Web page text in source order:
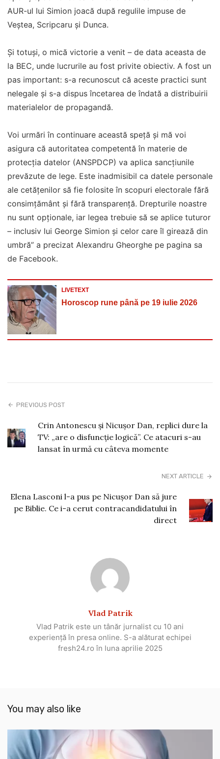
AUR-ul lui Simion joacă după regulile impuse de
Veștea, Scripcaru și Dunca.
Și totuși, o mică victorie a venit – de data aceasta de
la BEC, unde lucrurile au fost privite obiectiv. A fost un
pas important: s-a recunoscut că aceste practici sunt
nelegale și s-a dispus încetarea de îndată a distribuirii
materialelor de propagandă.
Voi urmări în continuare această speță și mă voi
asigura că autoritatea competentă în materie de
protecția datelor (ANSPDCP) va aplica sancțiunile
prevăzute de lege. Este inadmisibil ca datele personale
ale cetățenilor să fie folosite în scopuri electorale fără
consimțământ și fără transparență. Drepturile noastre
nu sunt opționale, iar legea trebuie să se aplice tuturor
– inclusiv lui George Simion și celor care îl girează din
umbră” a precizat Alexandru Gheorghe pe pagina sa
de Facebook.
LIVETEXT
Horoscop rune până pe 19 iulie 2026
PREVIOUS POST
Crin Antonescu și Nicușor Dan, replici dure la
TV: „are o disfuncție logică”. Ce atacuri s-au
lansat în urmă cu câteva momente
NEXT ARTICLE
Elena Lasconi l-a pus pe Nicușor Dan să jure
pe Biblie. Ce i-a cerut contracandidatului în
direct
Vlad Patrik
Vlad Patrik este un tânăr jurnalist cu 10 ani
experiență în presa online. S-a alăturat echipei
fresh24.ro în luna aprilie 2025
You may also like